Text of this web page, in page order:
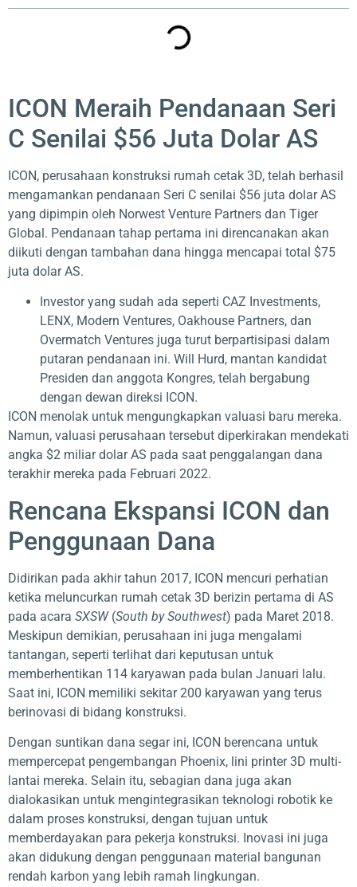
ICON Meraih Pendanaan Seri
C Senilai $56 Juta Dolar AS
ICON, perusahaan konstruksi rumah cetak 3D, telah berhasil
mengamankan pendanaan Seri C senilai $56 juta dolar AS
yang dipimpin oleh Norwest Venture Partners dan Tiger
Global. Pendanaan tahap pertama ini direncanakan akan
diikuti dengan tambahan dana hingga mencapai total $75
juta dolar AS.
Investor yang sudah ada seperti CAZ Investments,
LENX, Modern Ventures, Oakhouse Partners, dan
Overmatch Ventures juga turut berpartisipasi dalam
putaran pendanaan ini. Will Hurd, mantan kandidat
Presiden dan anggota Kongres, telah bergabung
dengan dewan direksi ICON.
ICON menolak untuk mengungkapkan valuasi baru mereka.
Namun, valuasi perusahaan tersebut diperkirakan mendekati
angka $2 miliar dolar AS pada saat penggalangan dana
terakhir mereka pada Februari 2022.
Rencana Ekspansi ICON dan
Penggunaan Dana
Didirikan pada akhir tahun 2017, ICON mencuri perhatian
ketika meluncurkan rumah cetak 3D berizin pertama di AS
pada acara SXSW(South by Southwest) pada Maret 2018.
Meskipun demikian, perusahaan ini juga mengalami
tantangan, seperti terlihat dari keputusan untuk
memberhentikan 114 karyawan pada bulan Januari lalu.
Saat ini, ICON memiliki sekitar 200 karyawan yang terus
berinovasi di bidang konstruksi.
Dengan suntikan dana segar ini, ICON berencana untuk
mempercepat pengembangan Phoenix, lini printer 3D multi-
lantai mereka. Selain itu, sebagian dana juga akan
dialokasikan untuk mengintegrasikan teknologi robotik ke
dalam proses konstruksi, dengan tujuan untuk
memberdayakan para pekerja konstruksi. Inovasi ini juga
akan didukung dengan penggunaan material bangunan
rendah karbon yang lebih ramah lingkungan.